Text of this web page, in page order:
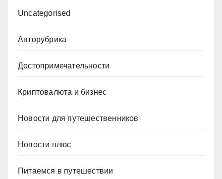
Uncategorised
Авторубрика
Достопримечательности
Криптовалюта и бизнес
Новости для путешественников
Новости плюс
Питаемся в путешествии